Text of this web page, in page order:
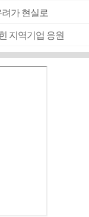
가 현실로
지역기업 응원